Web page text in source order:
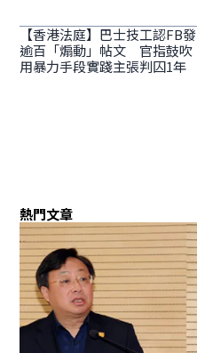
【香港法庭】巴士技工認FB發
逾百「煽動」帖文 官指鼓吹
用暴力手段實踐主張判囚1年
熱門文章